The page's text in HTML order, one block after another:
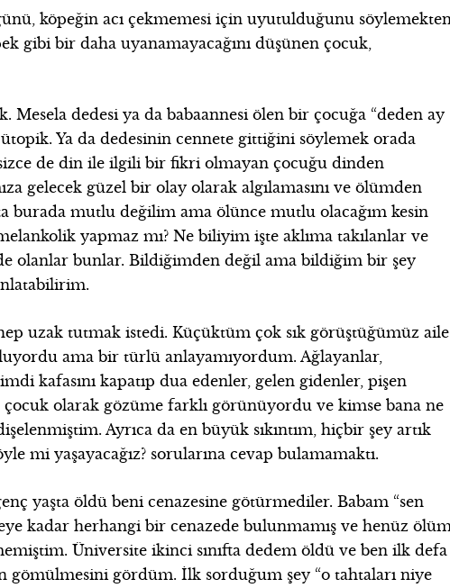
köpeğin acı çekmemesi için uyutulduğunu
gibi bir daha uyanamayacağını düşünen çocuk,
Mesela dedesi ya da babaannesi ölen bir çocuğa “deden ay
Ya da dedesinin cennete gittiğini söylemek orada
de din ile ilgili bir fikri olmayan çocuğu dinden
gelecek güzel bir olay olarak algılamasını ve ölümden
burada mutlu değilim ama ölünce mutlu olacağım kesin
yapmaz mı? Ne biliyim işte aklıma takılanlar ve
olanlar bunlar. Bildiğimden değil ama bildiğim bir şey
uzak tutmak istedi. Küçüktüm çok sık görüştüğümüz aile
ama bir türlü anlayamıyordum. Ağlayanlar,
kafasını kapatıp dua edenler, gelen gidenler, pişen
olarak gözüme farklı görünüyordu ve kimse bana ne
Ayrıca da en büyük sıkıntım, hiçbir şey artık
mi yaşayacağız? sorularına cevap bulamamaktı.
yaşta öldü beni cenazesine götürmediler. Babam “sen
kadar herhangi bir cenazede bulunmamış ve henüz
Üniversite ikinci sınıfta dedem öldü ve ben ilk defa
gömülmesini gördüm. İlk sorduğum şey “o tahtaları niye